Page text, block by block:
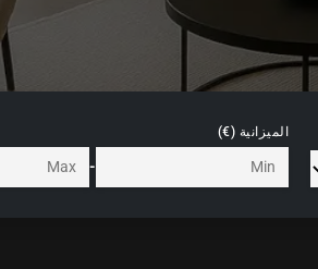
الميزانية (€)
-